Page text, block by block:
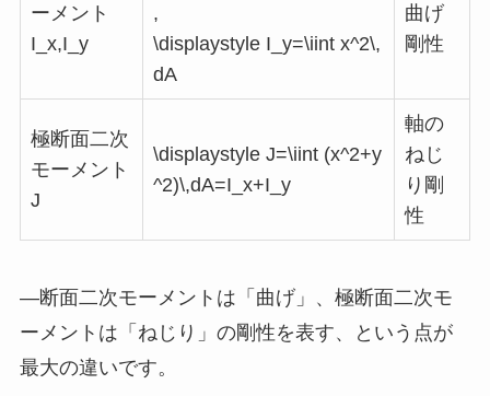
ーメント
I_x,I_y
,
\displaystyle I_y=\iint x^2\,
dA
曲げ
剛性
極断面二次
モーメント
J
\displaystyle J=\iint (x^2+y
^2)\,dA=I_x+I_y
軸の
ねじ
り剛
性
—断面二次モーメントは「曲げ」、極断面二次モ
ーメントは「ねじり」の剛性を表す、という点が
最大の違いです。